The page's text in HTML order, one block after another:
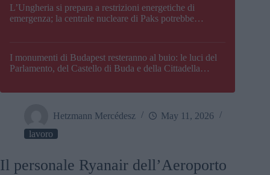
L’Ungheria si prepara a restrizioni energetiche di
emergenza; la centrale nucleare di Paks potrebbe
I monumenti di Budapest resteranno al buio: le luci del
Parlamento, del Castello di Buda e della Cittadella
Hetzmann Mercédesz
May 11, 2026
lavoro
Il personale Ryanair dell’Aeroporto